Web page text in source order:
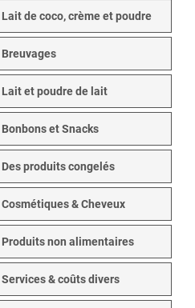
Lait de coco, crème et poudre
Breuvages
Lait et poudre de lait
Bonbons et Snacks
Des produits congelés
Cosmétiques & Cheveux
Produits non alimentaires
Services & coûts divers